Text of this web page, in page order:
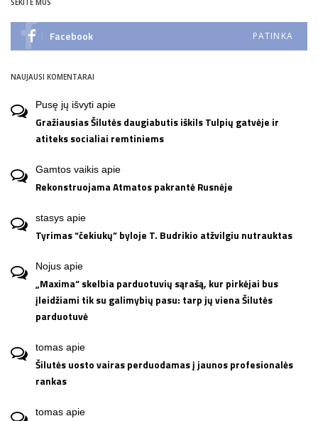
Facebook PATINKA
NAUJAUSI KOMENTARAI
Pusę jų išvyti apie
Gražiausias Šilutės daugiabutis iškils Tulpių gatvėje ir
atiteks socialiai remtiniems
Gamtos vaikis apie
Rekonstruojama Atmatos pakrantė Rusnėje
stasys apie
Tyrimas “čekiukų” byloje T. Budrikio atžvilgiu nutrauktas
Nojus apie
„Maxima“ skelbia parduotuvių sąrašą, kur pirkėjai bus
įleidžiami tik su galimybių pasu: tarp jų viena Šilutės
parduotuvė
tomas apie
Šilutės uosto vairas perduodamas į jaunos profesionalės
rankas
tomas apie